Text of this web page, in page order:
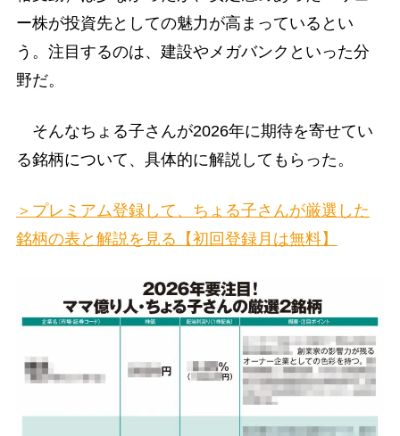
ー株が投資先としての魅力が高まっているとい
う。注目するのは、建設やメガバンクといった分
野だ。
そんなちょる子さんが2026年に期待を寄せてい
る銘柄について、具体的に解説してもらった。
＞プレミアム登録して、ちょる子さんが厳選した
銘柄の表と解説を見る【初回登録月は無料】